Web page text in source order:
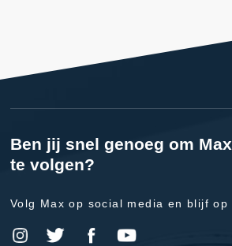
Ben jij snel genoeg om
te volgen?
Volg Max op social media en blijf op